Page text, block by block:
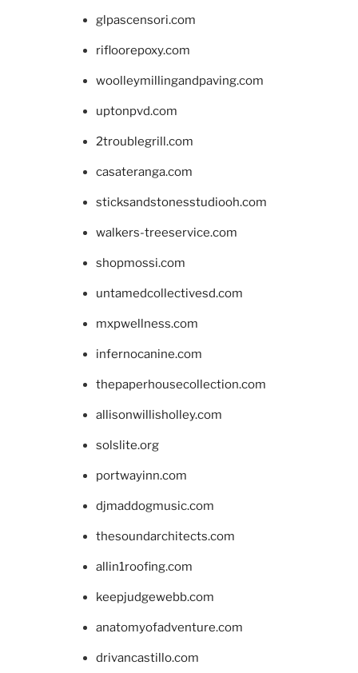
glpascensori.com
rifloorepoxy.com
woolleymillingandpaving.com
uptonpvd.com
2troublegrill.com
casateranga.com
sticksandstonesstudiooh.com
walkers-treeservice.com
shopmossi.com
untamedcollectivesd.com
mxpwellness.com
infernocanine.com
thepaperhousecollection.com
allisonwillisholley.com
solslite.org
portwayinn.com
djmaddogmusic.com
thesoundarchitects.com
allin1roofing.com
keepjudgewebb.com
anatomyofadventure.com
drivancastillo.com